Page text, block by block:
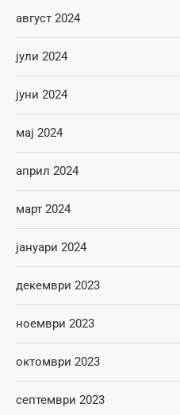
август 2024
јули 2024
јуни 2024
мај 2024
април 2024
март 2024
јануари 2024
декември 2023
ноември 2023
октомври 2023
септември 2023